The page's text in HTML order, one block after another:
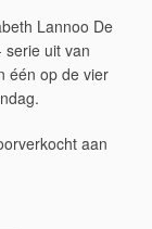
Lannoo De
serie uit van
één op de vier
aan